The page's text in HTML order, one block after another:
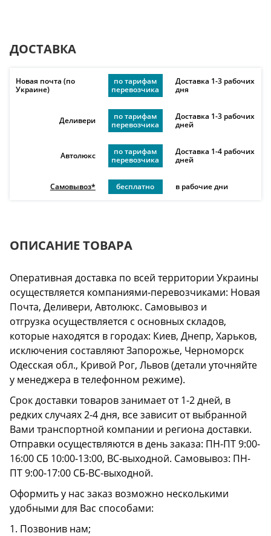
ДОСТАВКА
Новая почта (по
Украине)
по тарифам
перевозчика
Доставка 1-3 рабочих
дня
Деливери
по тарифам
перевозчика
Доставка 1-3 рабочих
дней
Автолюкс
по тарифам
перевозчика
Доставка 1-4 рабочих
дней
Самовывоз* бесплатно в рабочие дни
ОПИСАНИЕ ТОВАРА
Оперативная доставка по всей территории Украины
осуществляется компаниями-перевозчиками: Новая
Почта, Деливери, Автолюкс. Самовывоз и
отгрузка осуществляется с основных складов,
которые находятся в городах: Киев, Днепр, Харьков,
исключения составляют Запорожье, Черноморск
Одесская обл., Кривой Рог, Львов (детали уточняйте
у менеджера в телефонном режиме).
Срок доставки товаров занимает от 1-2 дней, в
редких случаях 2-4 дня, все зависит от выбранной
Вами транспортной компании и региона доставки.
Отправки осуществляются в день заказа: ПН-ПТ 9:00-
16:00 СБ 10:00-13:00, ВС-выходной. Самовывоз: ПН-
ПТ 9:00-17:00 СБ-ВС-выходной.
Оформить у нас заказ возможно несколькими
удобными для Вас способами:
1. Позвонив нам;